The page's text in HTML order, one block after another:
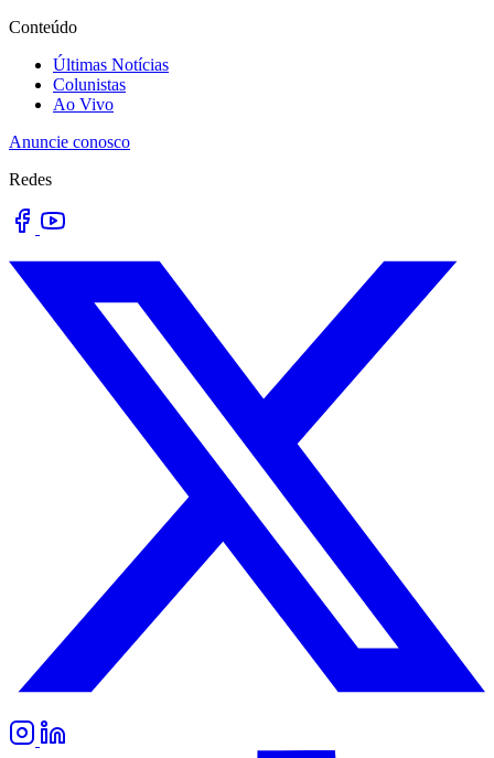
Conteúdo
Últimas Notícias
Colunistas
Ao Vivo
Anuncie conosco
Redes